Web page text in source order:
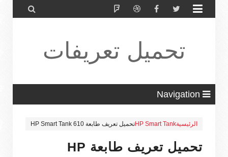


تحميل تعريفات
طابعة ولاب
توب HP Driver
الرئيسيةHP Smart Tankتحميل تعريف طابعة HP Smart Tank 610
تحميل تعريف طابعة HP